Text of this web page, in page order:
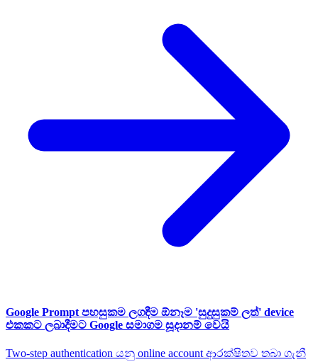
Google Prompt පහසුකම ලගඳීම ඕනෑම 'සුදුසුකම් ලත්' device
එකකට ලබාදීමට Google සමාගම සූදානම් වෙයි
Two-step authentication යනු online account ආරක්ෂිතව තබා ගැනී